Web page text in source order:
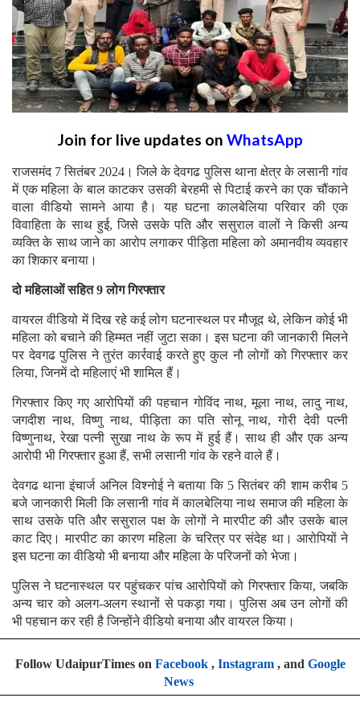
Join for live updates on WhatsApp
राजसमंद 7 सितंबर 2024। जिले के देवगढ पुलिस थाना क्षेत्र के लसानी गांव
में एक महिला के बाल काटकर उसकी बेरहमी से पिटाई करने का एक चौंकाने
वाला वीडियो सामने आया है। यह घटना कालबेलिया परिवार की एक
विवाहिता के साथ हुई, जिसे उसके पति और ससुराल वालों ने किसी अन्य
व्यक्ति के साथ जाने का आरोप लगाकर पीड़िता महिला को अमानवीय व्यवहार
का शिकार बनाया।
दो महिलाओं सहित 9 लोग गिरफ्तार
वायरल वीडियो में दिख रहे कई लोग घटनास्थल पर मौजूद थे, लेकिन कोई भी
महिला को बचाने की हिम्मत नहीं जुटा सका। इस घटना की जानकारी मिलने
पर देवगढ पुलिस ने तुरंत कार्रवाई करते हुए कुल नौ लोगों को गिरफ्तार कर
लिया, जिनमें दो महिलाएं भी शामिल हैं।
गिरफ्तार किए गए आरोपियों की पहचान गोविंद नाथ, मूला नाथ, लादु नाथ,
जगदीश नाथ, विष्णु नाथ, पीड़िता का पति सोनू नाथ, गोरी देवी पत्नी
विष्णुनाथ, रेखा पत्नी सुखा नाथ के रूप में हुई हैं। साथ ही और एक अन्य
आरोपी भी गिरफ्तार हुआ हैं, सभी लसानी गांव के रहने वाले हैं।
देवगढ थाना इंचार्ज अनिल विश्नोई ने बताया कि 5 सितंबर की शाम करीब 5
बजे जानकारी मिली कि लसानी गांव में कालबेलिया नाथ समाज की महिला के
साथ उसके पति और ससुराल पक्ष के लोगों ने मारपीट की और उसके बाल
काट दिए। मारपीट का कारण महिला के चरित्र पर संदेह था। आरोपियों ने
इस घटना का वीडियो भी बनाया और महिला के परिजनों को भेजा।
पुलिस ने घटनास्थल पर पहुंचकर पांच आरोपियों को गिरफ्तार किया, जबकि
अन्य चार को अलग-अलग स्थानों से पकड़ा गया। पुलिस अब उन लोगों की
भी पहचान कर रही है जिन्होंने वीडियो बनाया और वायरल किया।
Follow UdaipurTimes on Facebook, Instagram, and Google
News